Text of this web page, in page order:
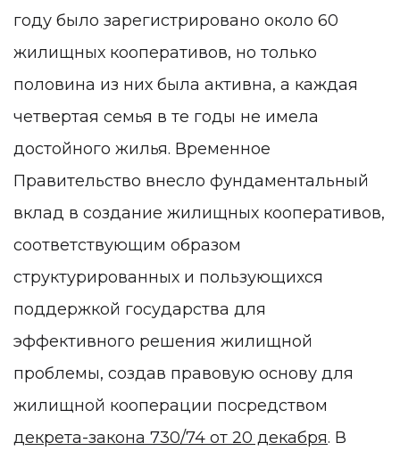
году было зарегистрировано около 60
жилищных кооперативов, но только
половина из них была активна, а каждая
четвертая семья в те годы не имела
достойного жилья. Временное
Правительство внесло фундаментальный
вклад в создание жилищных кооперативов,
соответствующим образом
структурированных и пользующихся
поддержкой государства для
эффективного решения жилищной
проблемы, создав правовую основу для
жилищной кооперации посредством
декрета-закона 730/74 от 20 декабря. В